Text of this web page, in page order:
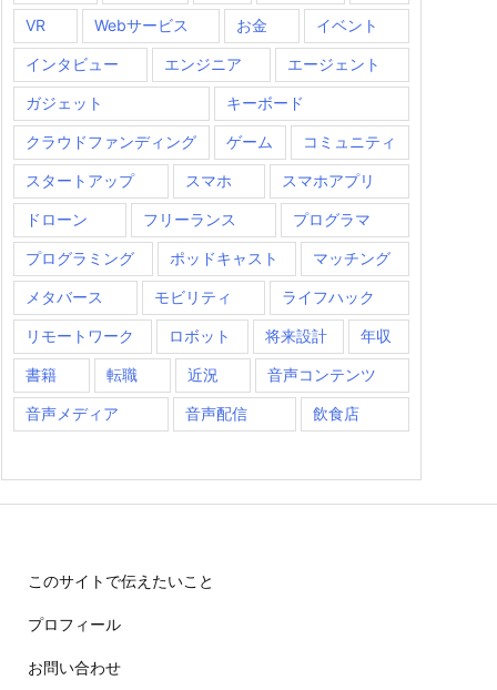
VR
Webサービス お金 イベント
インタビュー エンジニア エージェント
ガジェット キーボード
クラウドファンディング ゲーム コミュニティ
スタートアップ スマホ スマホアプリ
ドローン フリーランス プログラマ
プログラミング ポッドキャスト マッチング
メタバース モビリティ ライフハック
リモートワーク ロボット 将来設計 年収
書籍 転職 近況 音声コンテンツ
音声メディア 音声配信 飲食店
このサイトで伝えたいこと
プロフィール
お問い合わせ